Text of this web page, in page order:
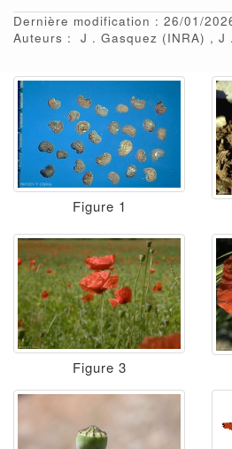
Dernière modification : 26/01/
Auteurs :
J Gasquez (INRA) J
Figure 1
Figure 3